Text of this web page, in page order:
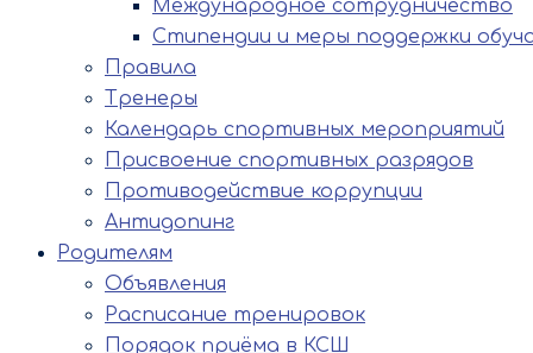
Международное сотрудничество
Стипендии и меры поддержки
Правила
Тренеры
Календарь спортивных мероприятий
Присвоение спортивных разрядов
Противодействие коррупции
Антидопинг
Родителям
Объявления
Расписание тренировок
Порядок приёма в КСШ